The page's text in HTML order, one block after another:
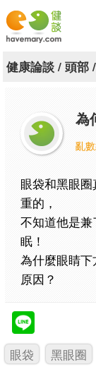
漫漫健康
關於健談
聯絡我們
下載專區
健康論談/ 頭部/
為
亂
眼袋和黑眼
重的，
不知道他是
眠！
為什麼眼睛
原因？
眼袋 黑眼圈